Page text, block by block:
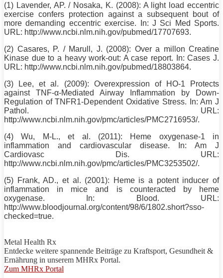
(1) Lavender, AP. / Nosaka, K. (2008): A light load eccentric
exercise confers protection against a subsequent bout of
more demanding eccentric exercise. In: J Sci Med Sports.
URL: http://www.ncbi.nlm.nih.gov/pubmed/17707693.
(2) Casares, P. / Marull, J. (2008): Over a millon Creatine
Kinase due to a heavy work-out: A case report. In: Cases J.
URL: http://www.ncbi.nlm.nih.gov/pubmed/18803864.
(3) Lee, et al. (2009): Overexpression of HO-1 Protects
against TNF-α-Mediated Airway Inflammation by Down-
Regulation of TNFR1-Dependent Oxidative Stress. In: Am J
Pathol. URL:
http://www.ncbi.nlm.nih.gov/pmc/articles/PMC2716953/.
(4) Wu, M-L., et al. (2011): Heme oxygenase-1 in
inflammation and cardiovascular disease. In: Am J
Cardiovasc Dis. URL:
http://www.ncbi.nlm.nih.gov/pmc/articles/PMC3253502/.
(5) Frank,AD., et al. (2001): Heme is a potent inducer of
inflammation in mice and is counteracted by heme
oxygenase. In: Blood. URL:
http://www.bloodjournal.org/content/98/6/1802.short?sso-
checked=true.
Metal Health Rx
Entdecke weitere spannende Beiträge zu Kraftsport, Gesundheit &
Ernährung in unserem MHRx Portal.
Zum MHRx Portal